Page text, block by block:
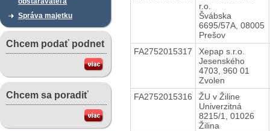
Správa majetku
Chcem podať podnet
Chcem sa poradiť
r.o.
Švábska
6695/57A, 08005
Prešov
FA2752015317
Xepap s.r.o.
Jesenského
4703, 960 01
Zvolen
FA2752015316
ŽU v Žiline
Univerzitná
8215/1, 01026
Žilina